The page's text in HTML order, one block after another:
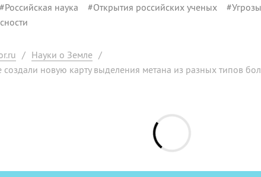
Российская наука #Открытия российских ученых #
/ Науки о Земле /
создали новую карту выделения метана из разных типов